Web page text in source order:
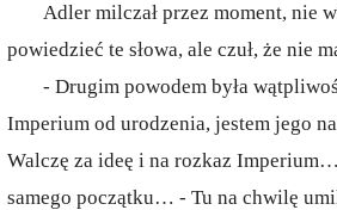
Adler milczał przez moment, nie
powiedzieć te słowa, ale czuł, że nie
- Drugim powodem była
Imperium od urodzenia, jestem jego
Walczę za ideę i na rozkaz
samego początku… - Tu na chwilę